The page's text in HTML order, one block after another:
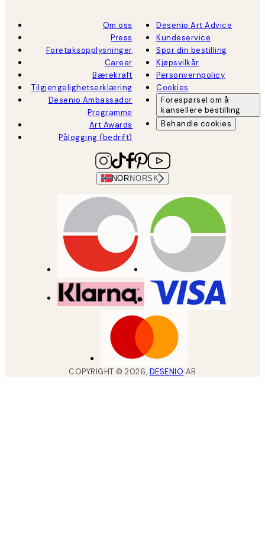
Om oss
Press
Foretaksopplysninger
Career
Bærekraft
Tilgjengelighetserklæring
Desenio Ambassador
Programme
Art Awards
Pålogging (bedrift)
Desenio Art Advice
Kundeservice
Spor din bestilling
Kjøpsvilkår
Personvernpolicy
Cookies
Forespørsel om å
kansellere bestilling
Behandle cookies
NOR NORSK
COPYRIGHT ©2026, DESENIO AB